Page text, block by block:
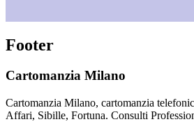
Footer
Cartomanzia Milano
Cartomanzia Milano, cartomanzia
Affari, Sibille, Fortuna. Consulti